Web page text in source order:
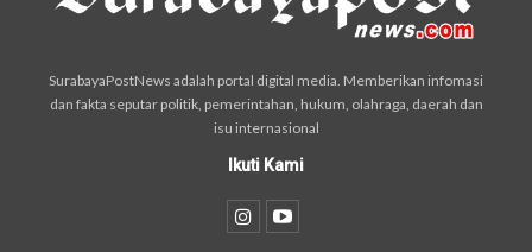
SurabayaPostNews adalah portal digital media. Memberikan infomasi
dan fakta seputar politik, pemerintahan, hukum, olahraga, daerah dan
isu internasional
Ikuti Kami